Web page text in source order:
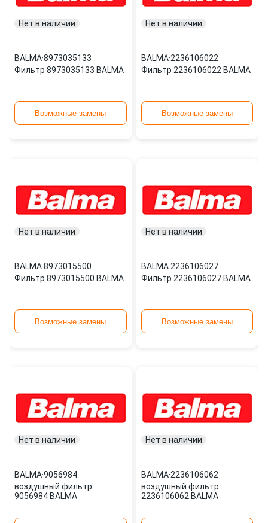
Нет в наличии
BALMA·8973035133
Фильтр 8973035133 BALMA
Возможные замены
Нет в наличии
BALMA·2236106022
Фильтр 2236106022 BALMA
Возможные замены
Нет в наличии
BALMA·8973015500
Фильтр 8973015500 BALMA
Возможные замены
Нет в наличии
BALMA·2236106027
Фильтр 2236106027 BALMA
Возможные замены
Нет в наличии
BALMA·9056984
воздушный фильтр
9056984 BALMA
Нет в наличии
BALMA·2236106062
воздушный фильтр
2236106062 BALMA